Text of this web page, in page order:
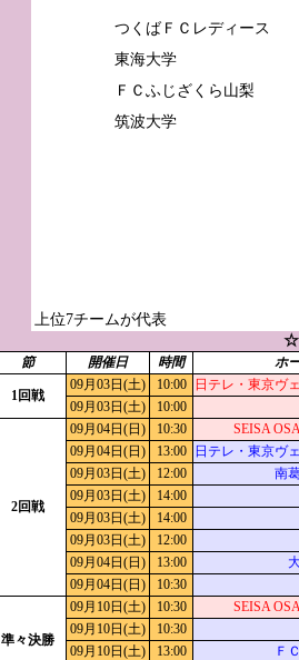
つくばＦＣレディース
東海大学
ＦＣふじざくら山梨
上位7チームが代表
節 開催日 時間 ホ
1回戦
09月03日(土) 10:00 日テレ・東京ヴ
09月03日(土)
10:00
2回戦
09月04日(日) 10:30 SEISA
09月04日(日)
13:00 日テレ・東京ヴ
09月03日(土)
12:00 南
09月03日(土)
14:00
09月03日(土)
14:00
09月03日(土)
12:00
09月04日(日)
13:00
09月04日(日)
10:30
準々決勝
09月10日(土) 10:30 SEISA
09月10日(土)
10:30
09月10日(土)
13:00 Ｆ